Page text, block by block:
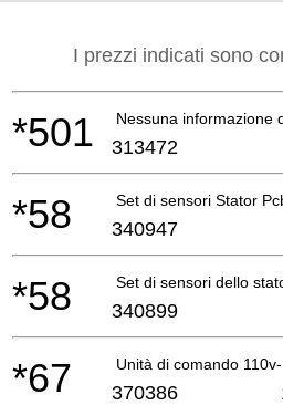
I prezzi indicati sono
Nessuna informazione
*501 313472
Set di sensori Stator
*58 340947
Set di sensori dello
*58 340899
Unità di comando
*67 370386